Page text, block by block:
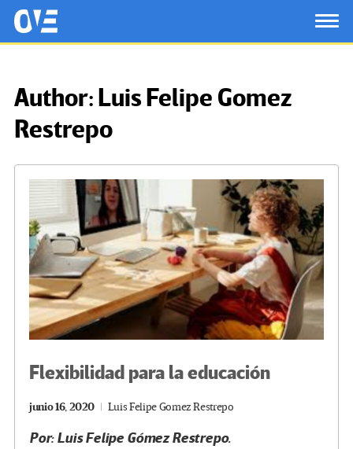
Saltar al contenido principal
OtrasVocesenEducacion.org
Author:Luis Felipe Gomez
Restrepo
Flexibilidad para la educación
junio 16, 2020 Luis Felipe Gomez Restrepo
Por: Luis Felipe Gómez Restrepo.